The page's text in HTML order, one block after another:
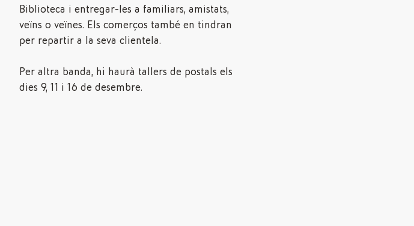
Biblioteca i entregar-les a familiars, amistats,
veïns o veïnes. Els comerços també en tindran
per repartir a la seva clientela.
Per altra banda, hi haurà tallers de postals els
dies 9, 11 i 16 de desembre.